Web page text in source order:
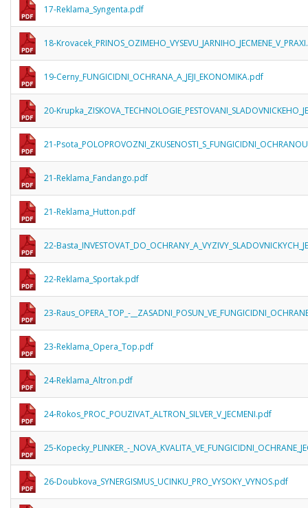
17-Reklama_Syngenta.pdf
18-
19-Cerny_FUNGICIDNI_OCHRANA_A_JEJI_EKONOMIKA.pdf
20-
21-
21-Reklama_Fandango.pdf
21-Reklama_Hutton.pdf
22-
22-Reklama_Sportak.pdf
23-Raus_OPERA_TOP_-
23-Reklama_Opera_Top.pdf
24-Reklama_Altron.pdf
24-Rokos_PROC_POUZIVAT_ALTRON_SILVER_V_JECMENI.pdf
25-Kopecky_PLINKER_-
26-Doubkova_SYNERGISMUS_UCINKU_PRO_VYSOKY_VYNOS.pdf